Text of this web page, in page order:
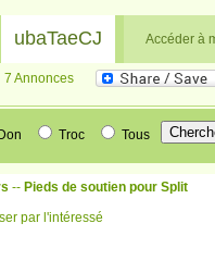
-- Pieds de soutien pour Split
par l'intéressé
Don Troc Tous
ubaTaeCJ Accéder à
7 Annonces